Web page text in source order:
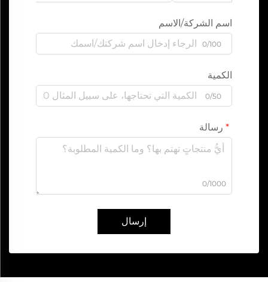
اسم الشركة/الاسم
0/100
الكمية
0/50
رسالة
0/1000
إرسال